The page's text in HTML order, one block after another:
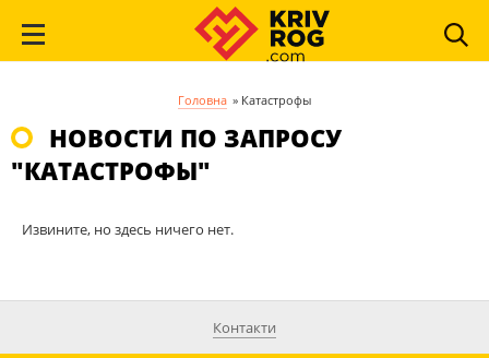
Головна » Катастрофы
НОВОСТИ ПО ЗАПРОСУ
"КАТАСТРОФЫ"
Извините, но здесь ничего нет.
Контакти